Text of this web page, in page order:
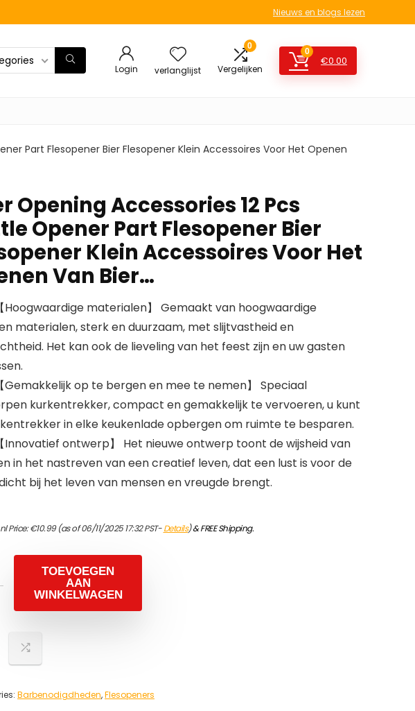
Nieuws en blogs lezen
Login verlanglijst
0
Vergelijken
0
€0.00
Part Flesopener Bier Flesopener Klein Accessoires Voor Het Openen
Opening Accessories 12 Pcs
Opener Part Flesopener Bier
Klein Accessoires Voor Het
Van Bier…
Hoogwaardige materialen】 Gemaakt van hoogwaardige
materialen, sterk en duurzaam, met slijtvastheid en
Het kan ook de lieveling van het feest zijn en uw gasten
Gemakkelijk op te bergen en mee te nemen】 Speciaal
kurkentrekker, compact en gemakkelijk te vervoeren, u kunt
in elke keukenlade opbergen om ruimte te besparen.
Innovatief ontwerp】 Het nieuwe ontwerp toont de wijsheid van
in het nastreven van een creatief leven, dat een lust is voor de
bij het leven van mensen en vreugde brengt.
Price:€10.99(as of 06/11/2025 17:32 PST-Details)&FREE Shipping.
TOEVOEGEN
AAN
WINKELWAGEN
Barbenodigdheden,Flesopeners